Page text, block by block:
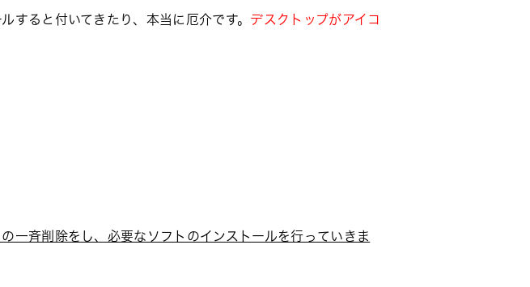
すると付いてきたり、本当に厄介です。 デスクトップがアイコ
一斉削除をし、必要なソフトのインストールを行っていきま